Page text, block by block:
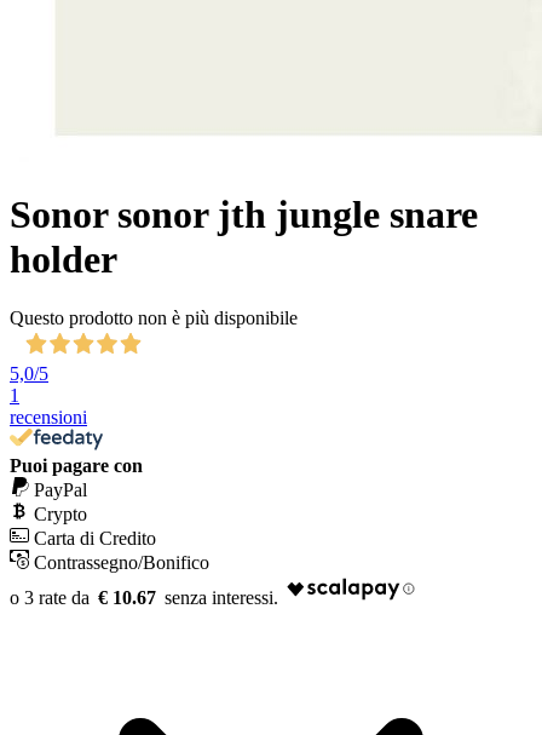
Sonor sonor jth jungle snare
holder
Questo prodotto non è più disponibile
5,0/5
1
recensioni
Puoi pagare con
PayPal
Crypto
Carta di Credito
Contrassegno/Bonifico
€ 10.67